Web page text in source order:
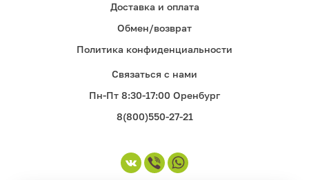
Доставка и оплата
Обмен/возврат
Политика конфиденциальности
Связаться с нами
Пн-Пт 8:30-17:00 Оренбург
8(800)550-27-21